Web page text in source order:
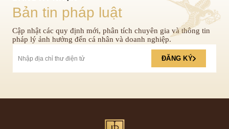
Bản tin pháp luật
Cập nhật các quy định mới, phân tích chuyên gia và thông tin
pháp lý ảnh hưởng đến cá nhân và doanh nghiệp.
ĐĂNG KÝ